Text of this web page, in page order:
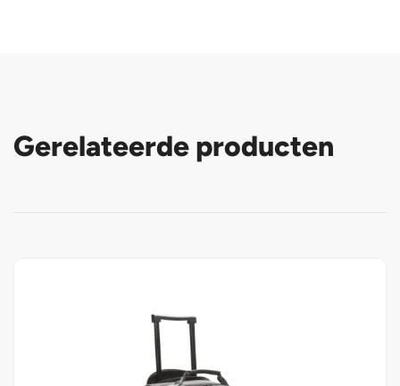
Gerelateerde producten